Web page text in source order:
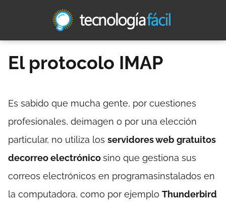
El protocolo IMAP
Es sabido que mucha gente, por cuestiones
profesionales, deimagen o por una elección
particular, no utiliza los servidores web gratuitos
decorreo electrónicosino que gestiona sus
correos electrónicos en programasinstalados en
la computadora, como por ejemplo Thunderbird